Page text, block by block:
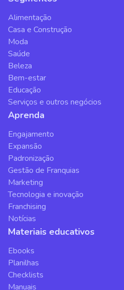
Alimentação
Casa e Construção
Moda
Saúde
Beleza
Bem-estar
Educação
Serviços e outros negócios
Aprenda
Engajamento
Expansão
Padronização
Gestão de Franquias
Marketing
Tecnologia e inovação
Franchising
Notícias
Materiais educativos
Ebooks
Planilhas
Checklists
Manuais